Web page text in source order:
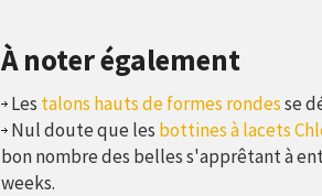
À noter également
Les talons hauts de formes rondesse
Nul doute que les bottines à lacets
bon nombre des belles s'apprêtant à
weeks.